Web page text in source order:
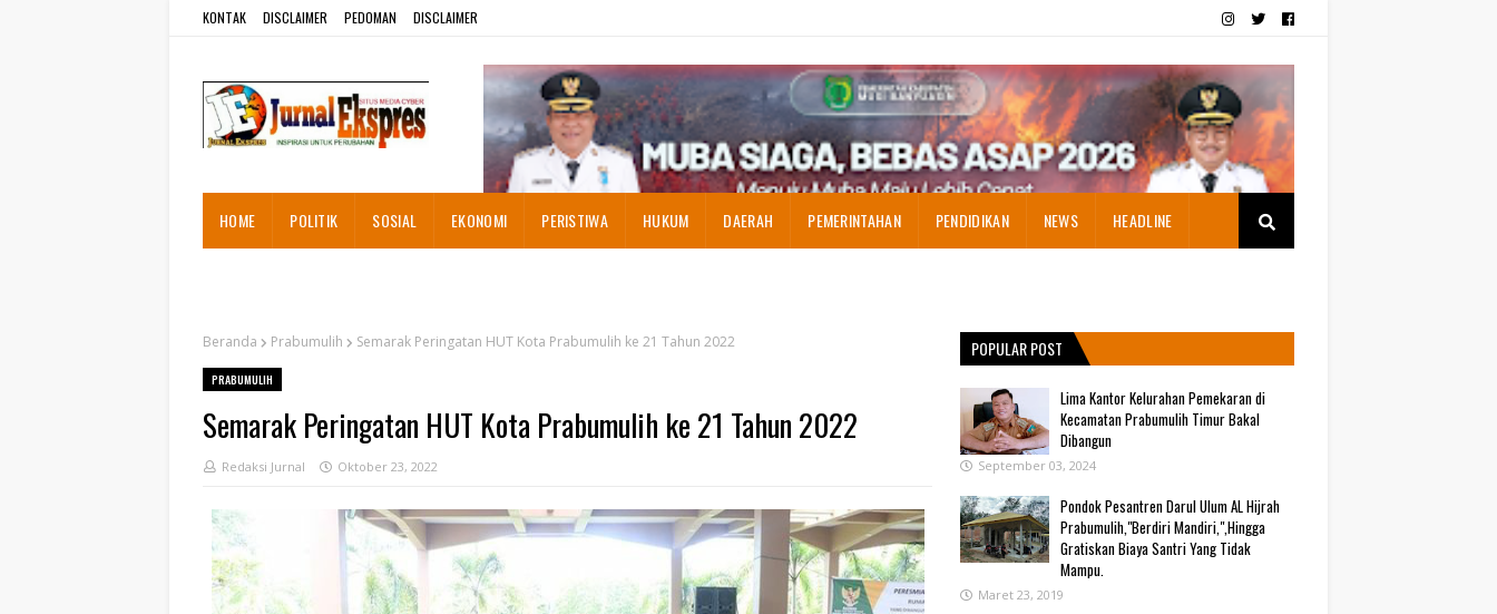
KONTAK DISCLAIMER PEDOMAN DISCLAIMER
HOME POLITIK SOSIAL EKONOMI PERISTIWA HUKUM DAERAH PEMERINTAHAN PENDIDIKAN NEWS HEADLINE
Beranda Prabumulih Semarak Peringatan HUT Kota Prabumulih ke 21 Tahun 2022
PRABUMULIH
Semarak Peringatan HUT Kota Prabumulih ke 21 Tahun 2022
Redaksi Jurnal Oktober 23, 2022
POPULAR POST
Lima Kantor Kelurahan Pemekaran di
Kecamatan Prabumulih Timur Bakal
Dibangun
September 03, 2024
Pondok Pesantren Darul Ulum AL Hijrah
Prabumulih,"Berdiri Mandiri,",Hingga
Gratiskan Biaya Santri Yang Tidak
Mampu.
Maret 23, 2019